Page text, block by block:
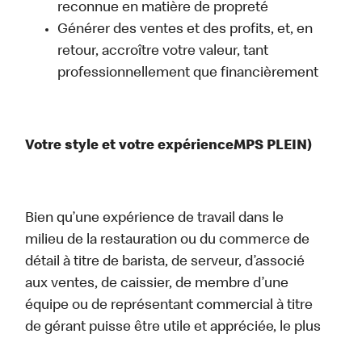
reconnue en matière de propreté
Générer des ventes et des profits, et, en
retour, accroître votre valeur, tant
professionnellement que financièrement
Votre style et votre expérienceMPS PLEIN)
Bien qu’une expérience de travail dans le
milieu de la restauration ou du commerce de
détail à titre de barista, de serveur, d’associé
aux ventes, de caissier, de membre d’une
équipe ou de représentant commercial à titre
de gérant puisse être utile et appréciée, le plus